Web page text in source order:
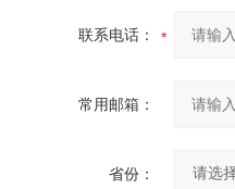
联系电话：
常用邮箱：
省份：